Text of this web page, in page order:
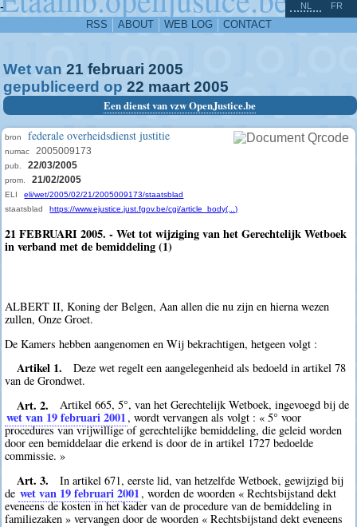
-
RSS ABOUT WEB LOG CONTACT
NL FR
Wet van 21 februari 2005
gepubliceerd op 22 maart 2005
Een dienst van vzw OpenJustice.be
bron federale overheidsdienst justitie
numac 2005009173
pub. 22/03/2005
prom. 21/02/2005
ELI
eli/wet/2005/02/21/2005009173/staatsblad
staatsblad
https://www.ejustice.just.fgov.be/cgi/article_body(...)
21 FEBRUARI 2005. - Wet tot wijziging van het Gerechtelijk Wetboek
in verband met de bemiddeling (1)
ALBERT II, Koning der Belgen, Aan allen die nu zijn en hierna wezen
zullen, Onze Groet.
De Kamers hebben aangenomen en Wij bekrachtigen, hetgeen volgt :
Artikel 1.
Deze wet regelt een aangelegenheid als bedoeld in artikel 78
van de Grondwet.
Art. 2. Artikel 665, 5°, van het Gerechtelijk Wetboek, ingevoegd bij de
wet van 19 februari 2001, wordt vervangen als volgt : « 5° voor
procedures van vrijwillige of gerechtelijke bemiddeling, die geleid worden
door een bemiddelaar die erkend is door de in artikel 1727 bedoelde
commissie. »
Art. 3.
In artikel 671, eerste lid, van hetzelfde Wetboek, gewijzigd bij
de wet van 19 februari 2001, worden de woorden « Rechtsbijstand dekt
eveneens de kosten in het kader van de procedure van de bemiddeling in
familiezaken » vervangen door de woorden « Rechtsbijstand dekt eveneens
^